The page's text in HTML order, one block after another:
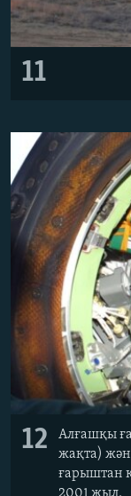
11
12
Алғашқы
жақта)
ғарыштан